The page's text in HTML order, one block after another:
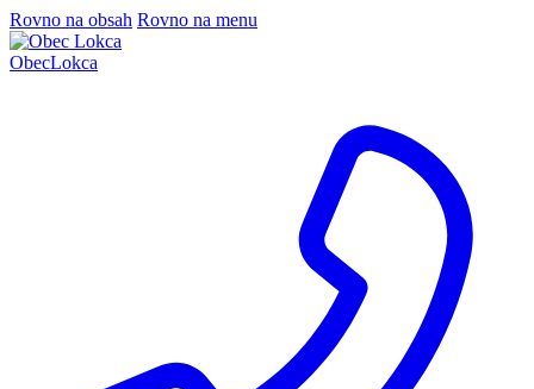
Rovno na obsah Rovno na menu
ObecLokca